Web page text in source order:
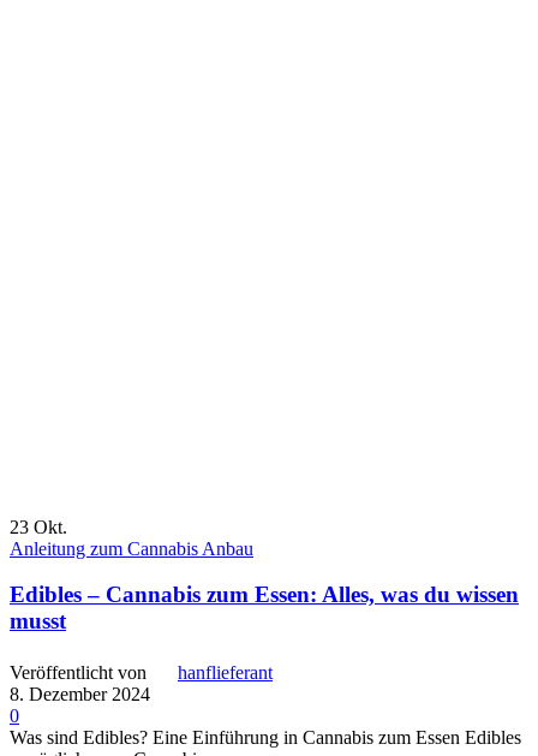
23 Okt.
Anleitung zum Cannabis Anbau
Edibles – Cannabis zum Essen: Alles, was du wissen
musst
Veröffentlicht von
hanflieferant
8. Dezember 2024
0
Was sind Edibles? Eine Einführung in Cannabis zum Essen Edibles